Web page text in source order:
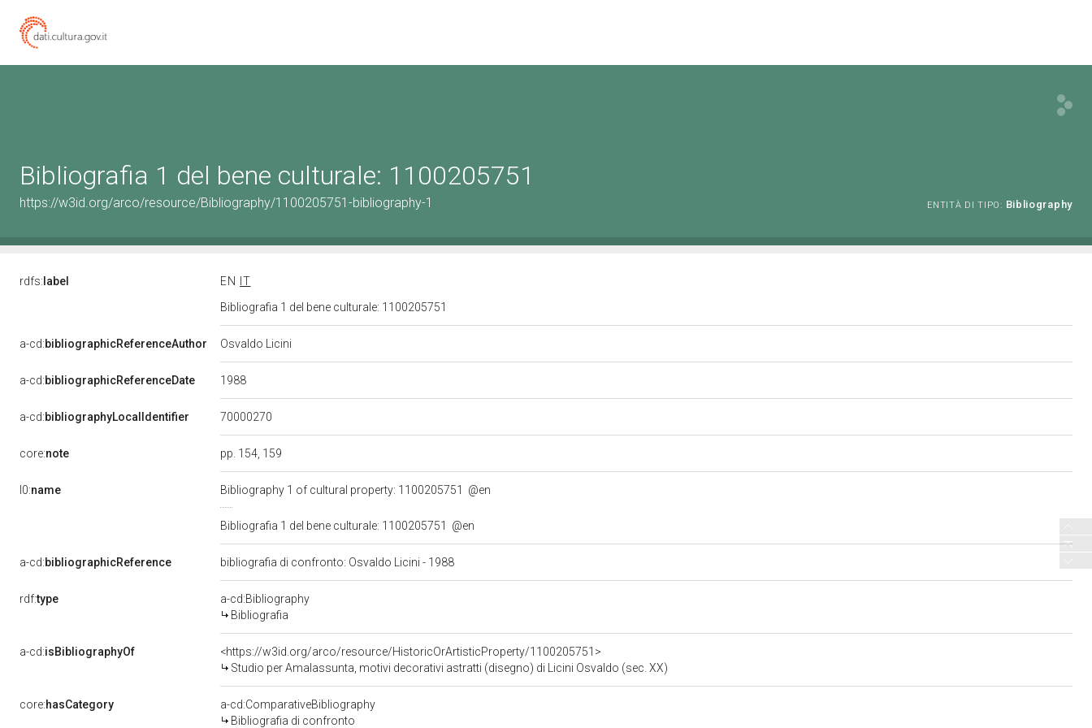
Bibliografia 1 del bene culturale: 1100205751
https://w3id.org/arco/resource/Bibliography/1100205751-bibliography-1 ENTITÀ DI TIPO: Bibliography
rdfs: label EN
IT
Bibliografia 1 del bene culturale: 1100205751
a-cd:bibliographicReferenceAuthor Osvaldo Licini
a-cd:bibliographicReferenceDate 1988
a-cd:bibliographyLocalIdentifier 70000270
core:note pp. 154, 159
l0:name Bibliography 1 of cultural property: 1100205751 @en
Bibliografia 1 del bene culturale: 1100205751 @en
a-cd:bibliographicReference bibliografia di confronto: Osvaldo Licini - 1988
rdf:type
a-cd:Bibliography
Bibliografia
a-cd:isBibliographyOf
<https://w3id.org/arco/resource/HistoricOrArtisticProperty/1100205751>
Studio per Amalassunta, motivi decorativi astratti (disegno) di Licini Osvaldo (sec. XX)
core:hasCategory
a-cd:ComparativeBibliography
Bibliografia di confronto